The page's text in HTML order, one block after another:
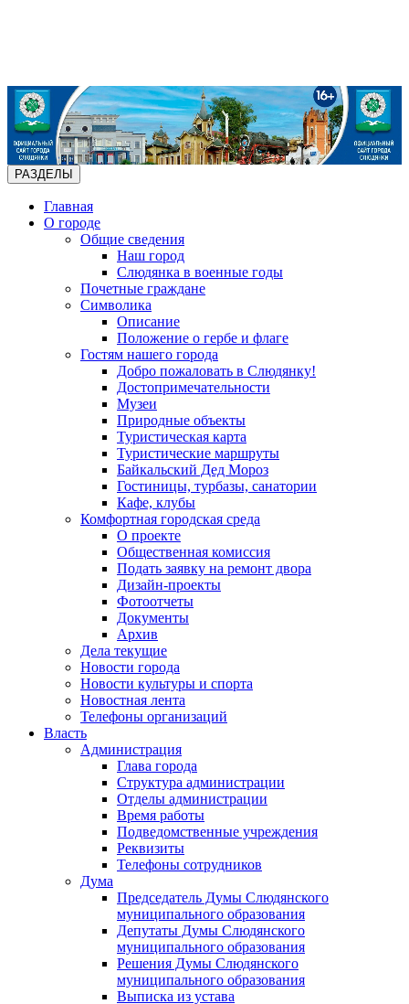
РАЗДЕЛЫ
Главная
О городе
Общие сведения
Наш город
Слюдянка в военные годы
Почетные граждане
Символика
Описание
Положение о гербе и флаге
Гостям нашего города
Добро пожаловать в Слюдянку!
Достопримечательности
Музеи
Природные объекты
Туристическая карта
Туристические маршруты
Байкальский Дед Мороз
Гостиницы, турбазы, санатории
Кафе, клубы
Комфортная городская среда
О проекте
Общественная комиссия
Подать заявку на ремонт двора
Дизайн-проекты
Фотоотчеты
Документы
Архив
Дела текущие
Новости города
Новости культуры и спорта
Новостная лента
Телефоны организаций
Власть
Администрация
Глава города
Структура администрации
Отделы администрации
Время работы
Подведомственные учреждения
Реквизиты
Телефоны сотрудников
Дума
Председатель Думы Слюдянского
муниципального образования
Депутаты Думы Слюдянского
муниципального образования
Решения Думы Слюдянского
муниципального образования
Выписка из устава